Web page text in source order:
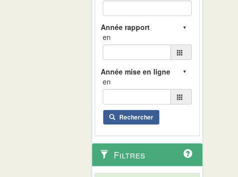
en
en
Rechercher
Filtres